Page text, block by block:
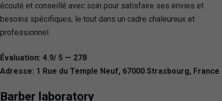
écouté et conseillé avec soin pour satisfaire ses envies et
besoins spécifiques, le tout dans un cadre chaleureux et
professionnel.
Évaluation: 4.9/ 5 — 278
Adresse: 1 Rue du Temple Neuf, 67000 Strasbourg, France
Barber laboratory